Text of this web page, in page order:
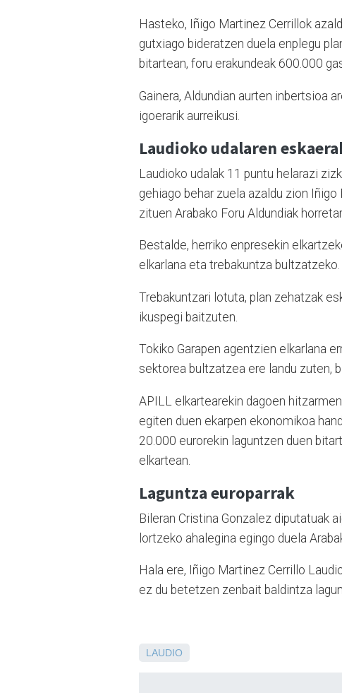
Hasteko, Iñigo Martinez Cerrillok
gutxiago bideratzen duela enplegu
bitartean, foru erakundeak 600.000
Gainera, Aldundian aurten inbertsioa
igoerarik aurreikusi.
Laudioko udalaren
Laudioko udalak 11 puntu helarazi
gehiago behar zuela azaldu zion
zituen Arabako Foru Aldundiak
Bestalde, herriko enpresekin
elkarlana eta trebakuntza bultzatzeko.
Trebakuntzari lotuta, plan zehatzak
ikuspegi baitzuten.
Tokiko Garapen agentzien elkarlana
sektorea bultzatzea ere landu zuten,
APILL elkartearekin dagoen
egiten duen ekarpen ekonomikoa
20.000 eurorekin laguntzen duen
elkartean.
Laguntza europarrak
Bileran Cristina Gonzalez diputatuak
lortzeko ahalegina egingo duela
Hala ere, Iñigo Martinez Cerrillo
ez du betetzen zenbait baldintza
LAUDIO